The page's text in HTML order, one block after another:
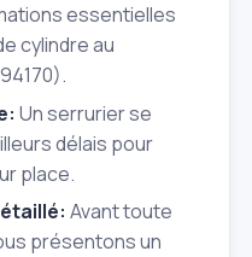
essentielles
cylindre au
Un serrurier se
délais pour
place.
Avant toute
présentons un